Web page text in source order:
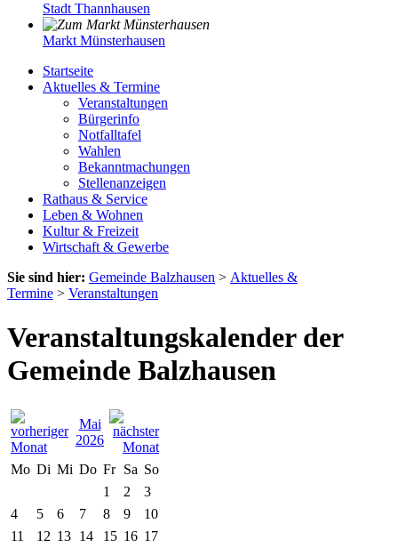
Stadt Thannhausen
Markt Münsterhausen
Startseite
Aktuelles & Termine
Veranstaltungen
Bürgerinfo
Notfalltafel
Wahlen
Bekanntmachungen
Stellenanzeigen
Rathaus & Service
Leben & Wohnen
Kultur & Freizeit
Wirtschaft & Gewerbe
Sie sind hier: Gemeinde Balzhausen > Aktuelles &
Termine > Veranstaltungen
Veranstaltungskalender der
Gemeinde Balzhausen
Mai
2026
Mo Di Mi Do Fr Sa So
1
2
3
4
5 6 7 8 9
10
11
12 13 14 15 16 17